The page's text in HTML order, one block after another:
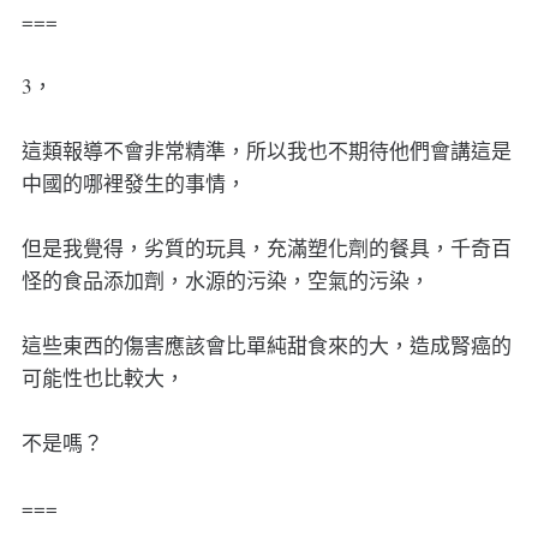
===
3，
這類報導不會非常精準，所以我也不期待他們會講這是
中國的哪裡發生的事情，
但是我覺得，劣質的玩具，充滿塑化劑的餐具，千奇百
怪的食品添加劑，水源的污染，空氣的污染，
這些東西的傷害應該會比單純甜食來的大，造成腎癌的
可能性也比較大，
不是嗎？
===